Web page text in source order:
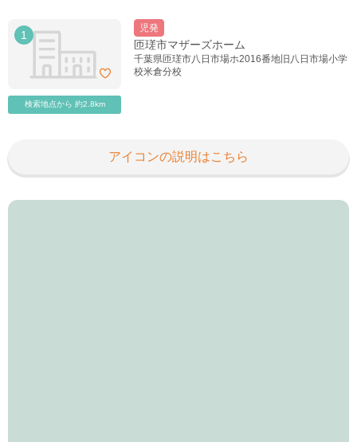
アイコンの説明はこちら
1
検索地点から 約2.8km
児発
匝瑳市マザーズホーム
千葉県匝瑳市八日市場ホ2016番地旧八日市場小学
校米倉分校